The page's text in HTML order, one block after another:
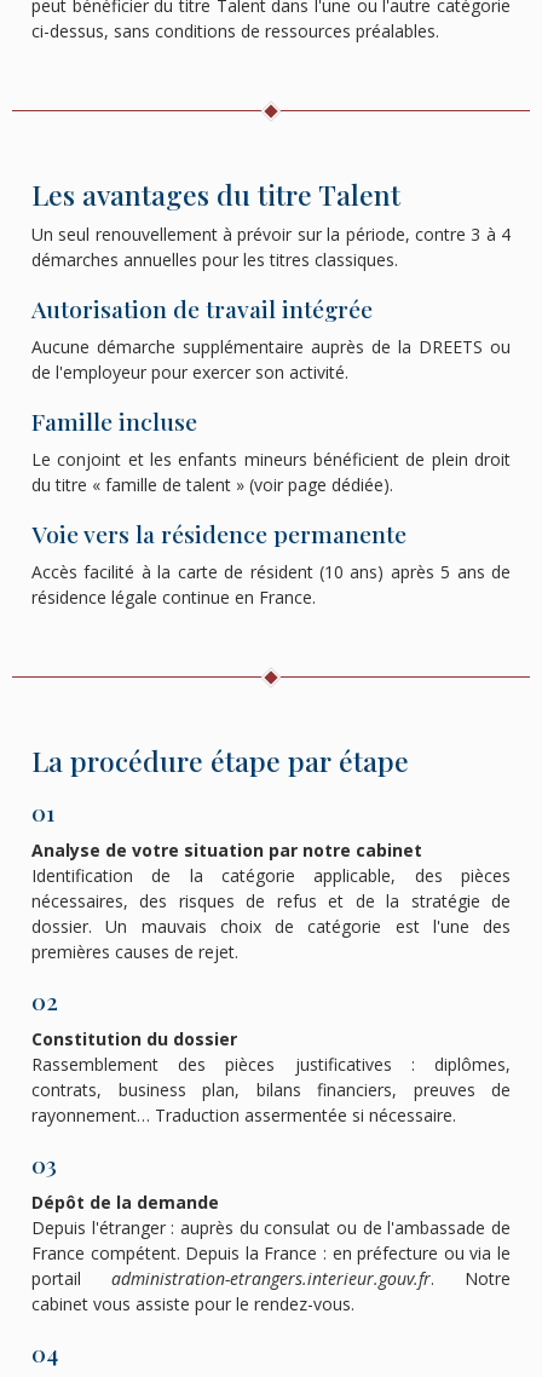
peut bénéficier du titre Talent dans l'une ou l'autre catégorie
ci-dessus, sans conditions de ressources préalables.
Les avantages du titre Talent
Un seul renouvellement à prévoir sur la période, contre 3 à 4
démarches annuelles pour les titres classiques.
Autorisation de travail intégrée
Aucune démarche supplémentaire auprès de la DREETS ou
de l'employeur pour exercer son activité.
Famille incluse
Le conjoint et les enfants mineurs bénéficient de plein droit
du titre « famille de talent » (voir page dédiée).
Voie vers la résidence permanente
Accès facilité à la carte de résident (10 ans) après 5 ans de
résidence légale continue en France.
La procédure étape par étape
01
Analyse de votre situation par notre cabinet
Identification de la catégorie applicable, des pièces
nécessaires, des risques de refus et de la stratégie de
dossier. Un mauvais choix de catégorie est l'une des
premières causes de rejet.
02
Constitution du dossier
Rassemblement des pièces justificatives : diplômes,
contrats, business plan, bilans financiers, preuves de
rayonnement… Traduction assermentée si nécessaire.
03
Dépôt de la demande
Depuis l'étranger : auprès du consulat ou de l'ambassade de
France compétent. Depuis la France : en préfecture ou via le
portail administration-etrangers.interieur.gouv.fr. Notre
cabinet vous assiste pour le rendez-vous.
04